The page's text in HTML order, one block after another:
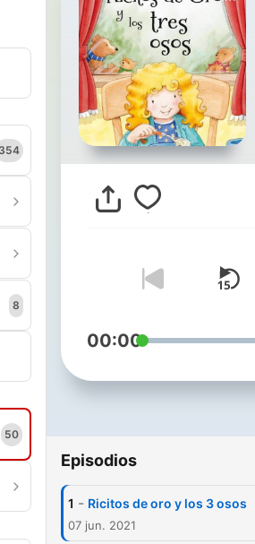
354
8
50
00:00
Episodios
1 - Ricitos de oro y los 3 osos
07 jun. 2021